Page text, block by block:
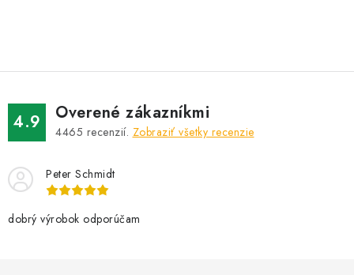
á
d
a
c
e
r
4.9 Overené zákazníkmi
4465 recenzií. Zobraziť všetky recenzie
Peter Schmidt
dobrý výrobok odporúčam